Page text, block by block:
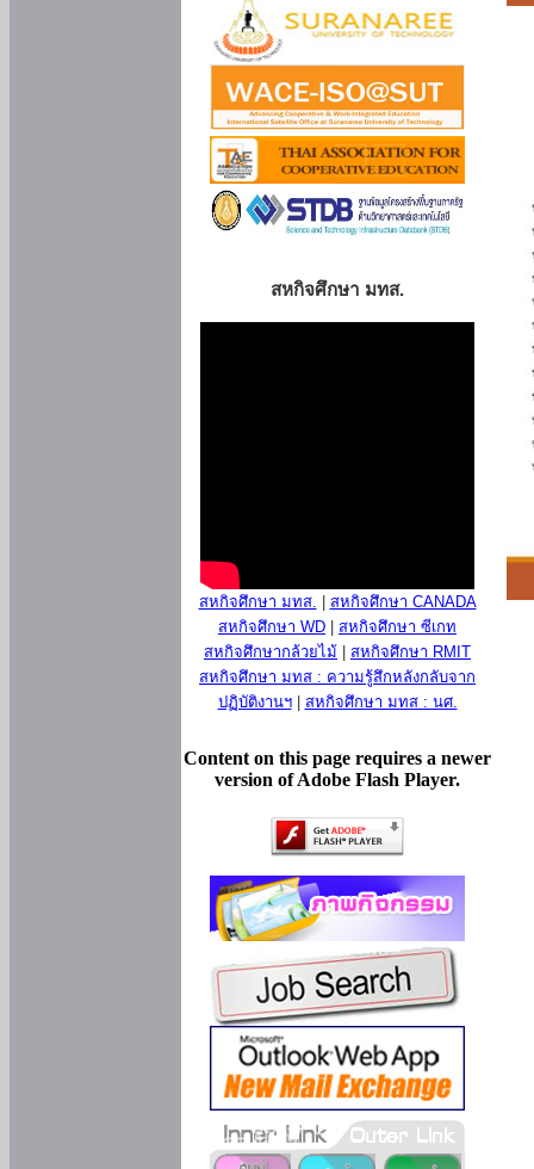
สหกิจศึกษา มทส.
สหกิจศึกษา มทส.
สหกิจศึกษา CANADA
สหกิจศึกษา WD
สหกิจศึกษา ซีเกท
สหกิจศึกษากล้วยไม้
สหกิจศึกษา RMIT
สหกิจศึกษา มทส : ความรู้สึกหลังกลับจาก
ปฏิบัติงานฯ| สหกิจศึกษา มทส : นศ.
Content on this page requires a newer
version of Adobe Flash Player.